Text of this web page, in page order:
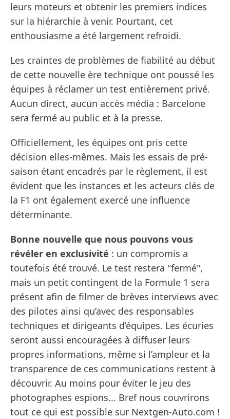
leurs moteurs et obtenir les premiers indices
sur la hiérarchie à venir. Pourtant, cet
enthousiasme a été largement refroidi.
Les craintes de problèmes de fiabilité au début
de cette nouvelle ère technique ont poussé les
équipes à réclamer un test entièrement privé.
Aucun direct, aucun accès média : Barcelone
sera fermé au public et à la presse.
Officiellement, les équipes ont pris cette
décision elles-mêmes. Mais les essais de pré-
saison étant encadrés par le règlement, il est
évident que les instances et les acteurs clés de
la F1 ont également exercé une influence
déterminante.
Bonne nouvelle que nous pouvons vous
révéler en exclusivité : un compromis a
toutefois été trouvé. Le test restera "fermé",
mais un petit contingent de la Formule 1 sera
présent afin de filmer de brèves interviews avec
des pilotes ainsi qu’avec des responsables
techniques et dirigeants d’équipes. Les écuries
seront aussi encouragées à diffuser leurs
propres informations, même si l’ampleur et la
transparence de ces communications restent à
découvrir. Au moins pour éviter le jeu des
photographes espions... Bref nous couvrirons
tout ce qui est possible sur Nextgen-Auto.com !